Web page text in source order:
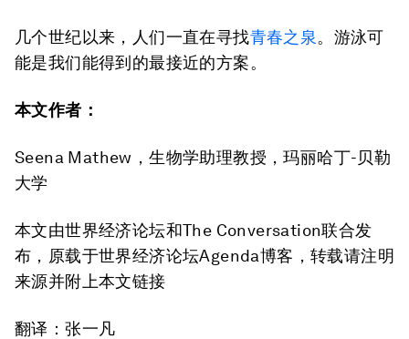
几个世纪以来，人们一直在寻找青春之泉。游泳可
能是我们能得到的最接近的方案。
本文作者：
Seena Mathew，生物学助理教授，玛丽哈丁-贝勒
大学
本文由世界经济论坛和The Conversation联合发
布，原载于世界经济论坛Agenda博客，转载请注明
来源并附上本文链接
翻译：张一凡